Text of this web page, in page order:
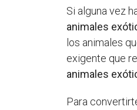
Si alguna vez
animales
los animales
exigente que
animales
Para